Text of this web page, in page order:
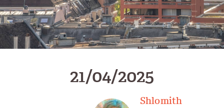
21/04/2025
Shlomith